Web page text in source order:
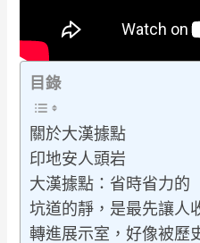
目錄
關於大漢據點
印地安人頭岩
大漢據點：省時省力的
坑道的靜，是最先讓人
轉進展示室，好像被歷